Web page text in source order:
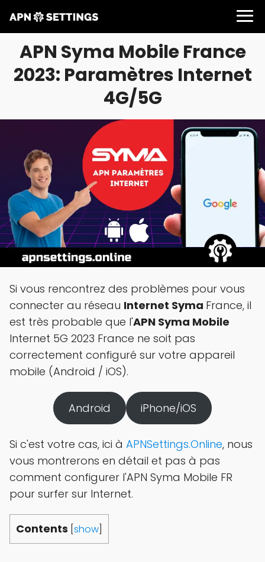
APN Syma Mobile France
2023: Paramètres Internet
4G/5G
Si vous rencontrez des problèmes pour vous
connecter au réseau Internet Syma France, il
est très probable que l'APN Syma Mobile
Internet 5G 2023 France ne soit pas
correctement configuré sur votre appareil
mobile (Android / iOS).
Android iPhone/iOS
Si c'est votre cas, ici à APNSettings.Online, nous
vous montrerons en détail et pas à pas
comment configurer l'APN Syma Mobile FR
pour surfer sur Internet.
Contents show